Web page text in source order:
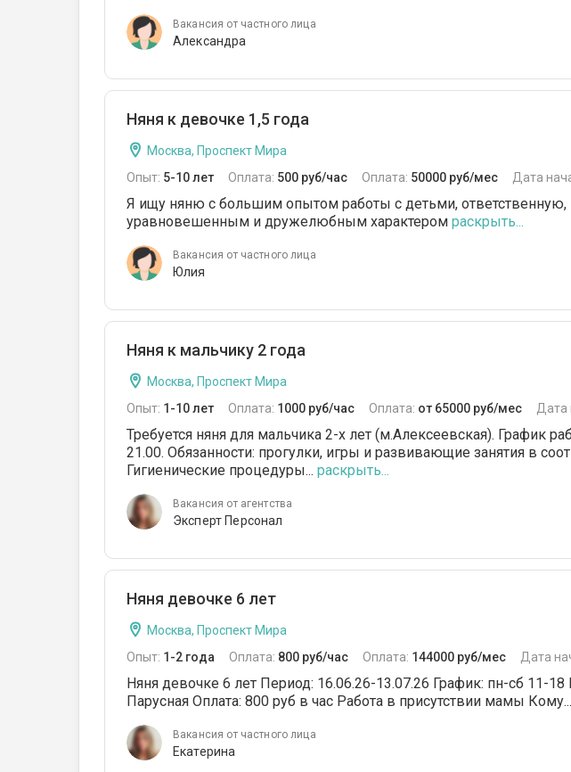
Вакансия от частного лица
Александра
Няня к девочке 1,5 года
Москва, Проспект Мира
Опыт: 5-10 лет Оплата: 500 руб/час Оплата: 50000 руб/мес Дата
Я ищу няню с большим опытом работы с детьми, ответственную,
уравновешенным и дружелюбным характером раскрыть...
Вакансия от частного лица
Юлия
Няня к мальчику 2 года
Москва, Проспект Мира
Опыт: 1-10 лет Оплата: 1000 руб/час Оплата: от 65000 руб/мес Дата
Требуется няня для мальчика 2-х лет (м.Алексеевская). График
21.00. Обязанности: прогулки, игры и развивающие занятия в
Гигиенические процедуры... раскрыть...
Вакансия от агентства
Эксперт Персонал
Няня девочке 6 лет
Москва, Проспект Мира
Опыт: 1-2 года Оплата: 800 руб/час Оплата: 144000 руб/мес Дата
Няня девочке 6 лет Период: 16.06.26-13.07.26 График: пн-сб 11-
Парусная Оплата: 800 руб в час Работа в присутствии мамы Кому...
Вакансия от частного лица
Екатерина